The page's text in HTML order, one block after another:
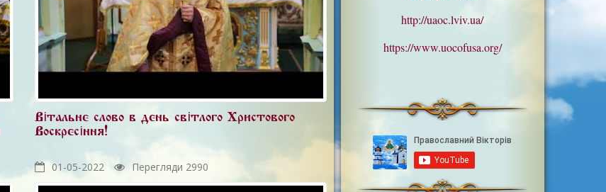
Вітальне слово в день світлого Христового
Воскресіння!
01-05-2022 Перегляди 2990
http://uaoc.lviv.ua/
https://www.uocofusa.org/